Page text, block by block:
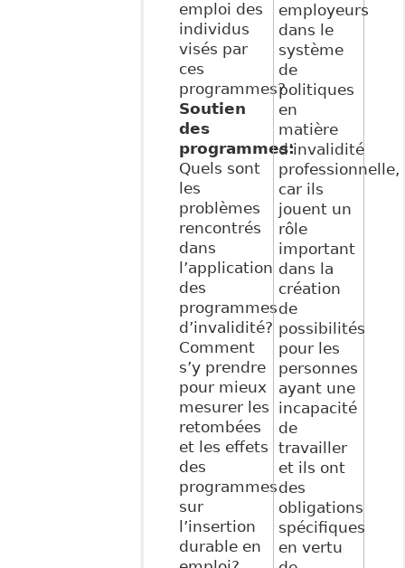
emploi des
individus
visés par
ces
programmes?
Soutien
des
programmes:
Quels sont
les
problèmes
rencontrés
dans
l’application
des
programmes
d’invalidité?
Comment
s’y prendre
pour mieux
mesurer les
retombées
et les effets
des
programmes
sur
l’insertion
durable en
employeurs
dans le
système
de
politiques
en
matière
d’invalidité
professionnelle,
car ils
jouent un
rôle
important
dans la
création
de
possibilités
pour les
personnes
ayant une
incapacité
de
travailler
et ils ont
des
obligations
spécifiques
en vertu